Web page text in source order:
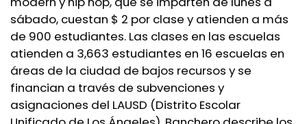
sábado, cuestan $ 2 por clase y atienden a más
de 900 estudiantes. Las clases en las escuelas
atienden a 3,663 estudiantes en 16 escuelas en
áreas de la ciudad de bajos recursos y se
financian a través de subvenciones y
asignaciones del LAUSD (Distrito Escolar